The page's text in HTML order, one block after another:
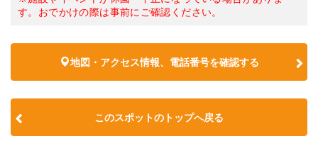
す。おでかけの際は事前にご確認ください。
地図・アクセス情報、電話番号を確認する
このスポットのトップへ戻る